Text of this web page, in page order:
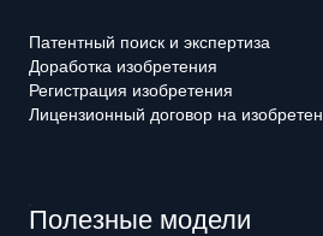
Патентный поиск и экспертиза
Доработка изобретения
Регистрация изобретения
Лицензионный договор на
Полезные модели